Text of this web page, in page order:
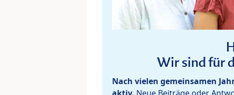
Wir sind für
Nach vielen gemeinsamen